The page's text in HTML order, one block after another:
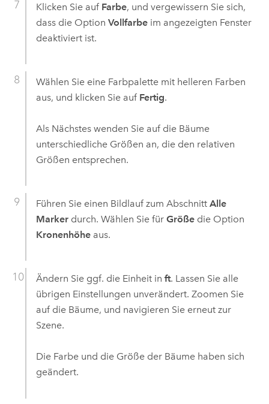
Klicken Sie auf Farbe, und vergewissern Sie sich,
dass die Option Vollfarbeim angezeigten Fenster
deaktiviert ist.
Wählen Sie eine Farbpalette mit helleren Farben
aus, und klicken Sie auf Fertig.
Als Nächstes wenden Sie auf die Bäume
unterschiedliche Größen an, die den relativen
Größen entsprechen.
Führen Sie einen Bildlauf zum Abschnitt Alle
Markerdurch. Wählen Sie für Größedie Option
Kronenhöheaus.
Ändern Sie ggf. die Einheit in ft. Lassen Sie alle
übrigen Einstellungen unverändert. Zoomen Sie
auf die Bäume, und navigieren Sie erneut zur
Szene.
Die Farbe und die Größe der Bäume haben sich
geändert.